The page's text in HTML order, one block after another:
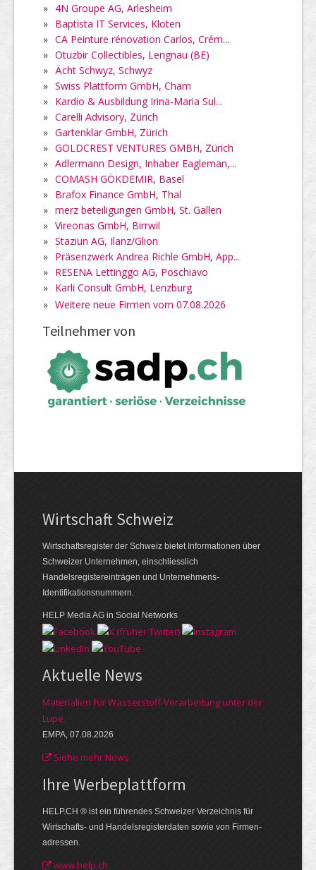
» 4N Groupe AG, Arlesheim
» Baptista IT Services, Kloten
» CA Peinture rénovation Carlos, Crém...
» Otuzbir Collectibles, Lengnau (BE)
» Ächt Schwyz, Schwyz
» Swiss Plattform GmbH, Cham
» Kardio & Ausbildung Irina-Maria Sul...
» Carelli Advisory, Zürich
» Gartenklar GmbH, Zürich
» GOLDCREST VENTURES GMBH, Zürich
» Adlermann Design, Inhaber Eagleman,...
» COMASH GÖKDEMIR, Basel
» Brafox Finance GmbH, Thal
» merz beteiligungen GmbH, St. Gallen
» Vireonas GmbH, Birrwil
» Staziun AG, Ilanz/Glion
» Präsenzwerk Andrea Richle GmbH, App...
» RESENA Lettinggo AG, Poschiavo
» Karli Consult GmbH, Lenzburg
» Weitere neue Firmen vom 07.08.2026
Teilnehmer von
Wirtschaft Schweiz
Wirtschaftsregister der Schweiz bietet Informationen über
Schweizer Unternehmen, einschliesslich
Handelsregistereinträgen und Unternehmens-
Identifikationsnummern.
HELP Media AG in Social Networks
Aktuelle News
Materialien für Wasserstoff-Verarbeitung unter der
Lupe
EMPA, 07.08.2026
Siehe mehr News
Ihre Werbe­plattform
HELP.CH ® ist ein führendes Schweizer Verzeichnis für
Wirtschafts- und Handelsregisterdaten sowie von Firmen­
adressen.
www.help.ch